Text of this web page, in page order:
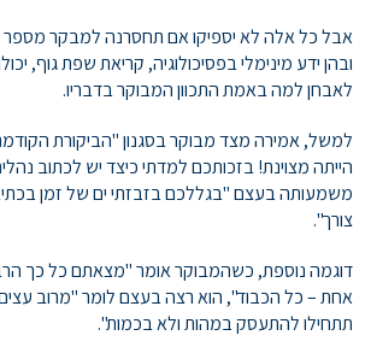
אבל כל אלה לא יספיקו אם תחסרנה למבקר מספר
ובהן ידע מינימלי בפסיכולוגיה, קריאת שפת גוף,
לאבחן למה באמת התכוון המבוקר בדבריו.
למשל, אמירה מצד מבוקר בסגנון "הביקורת
הייתה מצוינת! בזכותכם למדתי כיצד יש לכתוב
משמעותה בעצם "בגללכם בזבזתי ים של זמן
צורך".
דוגמה נוספת, כשהמבוקר אומר "מצאתם כל כך
אחת – כל הכבוד", הוא רצה בעצם לומר "מרוב
תתחילו להתעסק במהות ולא בכמות".